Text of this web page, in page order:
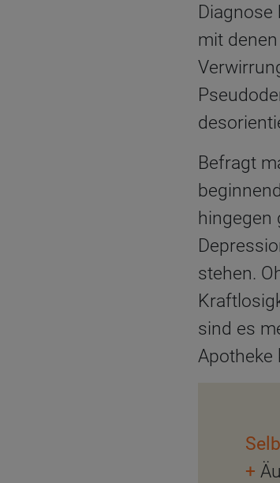
mit
Befragt
hingegen
stehen.
sind es
Apotheke
+